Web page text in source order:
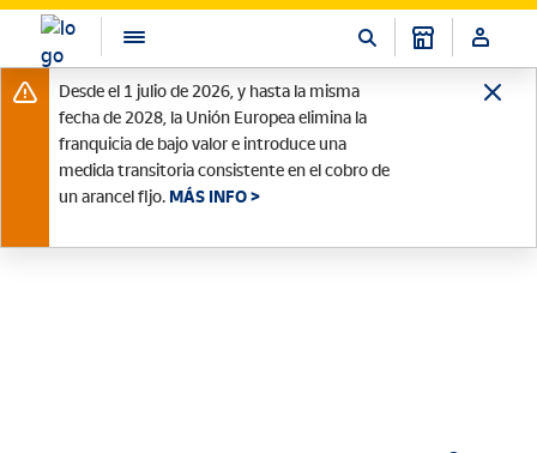
Desde el 1 julio de 2026, y hasta la misma
fecha de 2028, la Unión Europea elimina la
franquicia de bajo valor e introduce una
medida transitoria consistente en el cobro de
un arancel fijo. MÁS INFO >